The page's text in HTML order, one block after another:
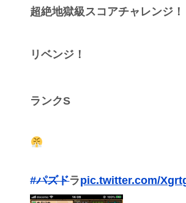
超絶地獄級スコアチャレンジ！
リベンジ！
ランクS
#パズドラpic.twitter.com/